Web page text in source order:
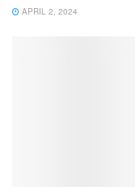
APRIL 2, 2024